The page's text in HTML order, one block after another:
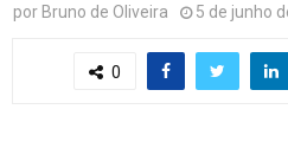
por Bruno de Oliveira 5 de junho
0